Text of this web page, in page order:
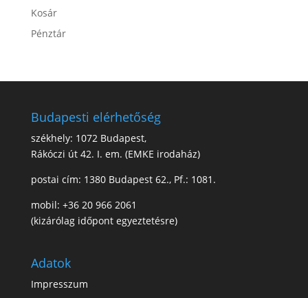
Kosár
Pénztár
Budapesti elérhetőség
székhely: 1072 Budapest,
Rákóczi út 42. I. em. (EMKE irodaház)
postai cím: 1380 Budapest 62., Pf.: 1081.
mobil: +36 20 966 2061
(kizárólag időpont egyeztetésre)
Adatok
Impresszum